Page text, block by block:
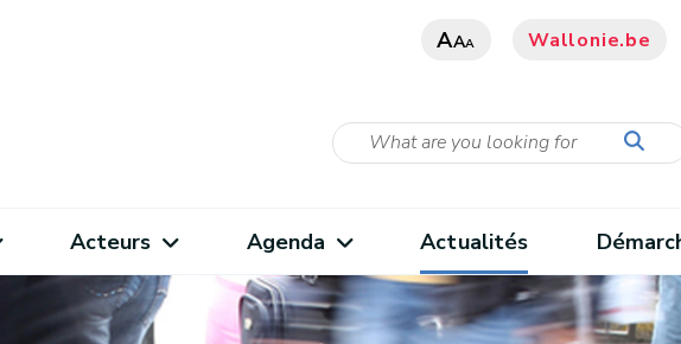
AAA Wallonie.be
Acteurs Agenda Actualités